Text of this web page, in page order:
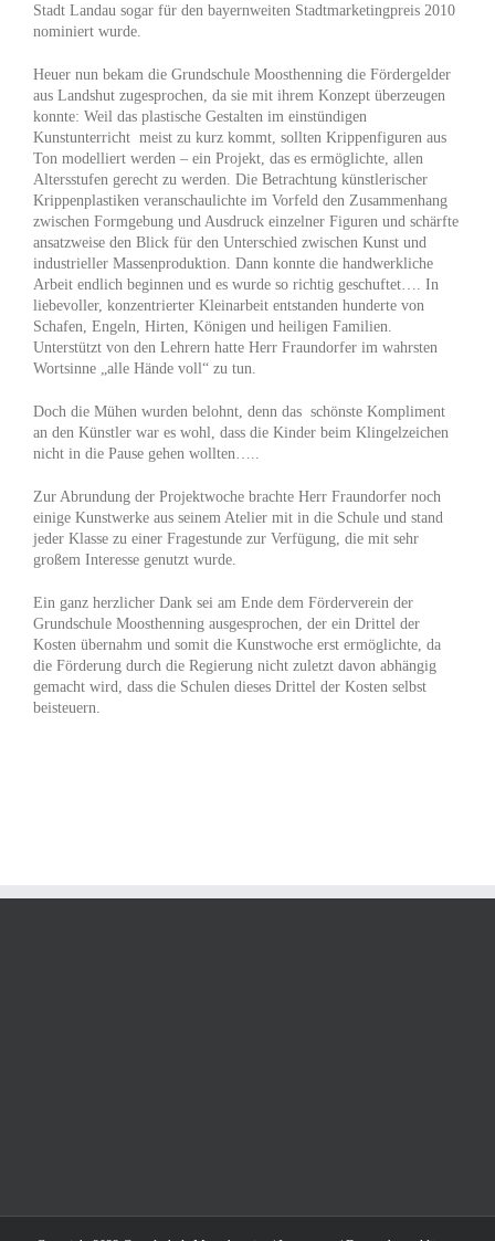
Stadt Landau sogar für den bayernweiten Stadtmarketingpreis 2010
nominiert wurde.
Heuer nun bekam die Grundschule Moosthenning die Fördergelder
aus Landshut zugesprochen, da sie mit ihrem Konzept überzeugen
konnte: Weil das plastische Gestalten im einstündigen
Kunstunterricht meist zu kurz kommt, sollten Krippenfiguren aus
Ton modelliert werden – ein Projekt, das es ermöglichte, allen
Altersstufen gerecht zu werden. Die Betrachtung künstlerischer
Krippenplastiken veranschaulichte im Vorfeld den Zusammenhang
zwischen Formgebung und Ausdruck einzelner Figuren und schärfte
ansatzweise den Blick für den Unterschied zwischen Kunst und
industrieller Massenproduktion. Dann konnte die handwerkliche
Arbeit endlich beginnen und es wurde so richtig geschuftet…. In
liebevoller, konzentrierter Kleinarbeit entstanden hunderte von
Schafen, Engeln, Hirten, Königen und heiligen Familien.
Unterstützt von den Lehrern hatte Herr Fraundorfer im wahrsten
Wortsinne „alle Hände voll“ zu tun.
Doch die Mühen wurden belohnt, denn das schönste Kompliment
an den Künstler war es wohl, dass die Kinder beim Klingelzeichen
nicht in die Pause gehen wollten…..
Zur Abrundung der Projektwoche brachte Herr Fraundorfer noch
einige Kunstwerke aus seinem Atelier mit in die Schule und stand
jeder Klasse zu einer Fragestunde zur Verfügung, die mit sehr
großem Interesse genutzt wurde.
Ein ganz herzlicher Dank sei am Ende dem Förderverein der
Grundschule Moosthenning ausgesprochen, der ein Drittel der
Kosten übernahm und somit die Kunstwoche erst ermöglichte, da
die Förderung durch die Regierung nicht zuletzt davon abhängig
gemacht wird, dass die Schulen dieses Drittel der Kosten selbst
beisteuern.